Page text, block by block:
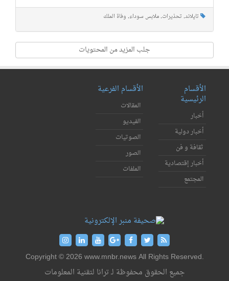
تايلاند, تحذيرات, ملابس سوداء, وفاة الملك
جلب المزيد من المحتويات
الأقسام
الرئيسية
أخبار
أخبار دولية
ثقافة و فن
أخبار إقتصادية
المجتمع
الأقسام الفرعية
المقالات
الفيديو
الصوتيات
الصور
الملفات
Copyright © 2026 www.mnbr.news All Rights Reserved.
جميع الحقوق محفوظة لـ ترانا لتقنية المعلومات